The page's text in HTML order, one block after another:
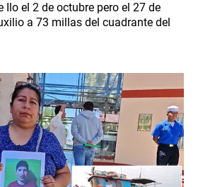
Ilo el 2 de octubre pero el 27 de
a 73 millas del cuadrante del